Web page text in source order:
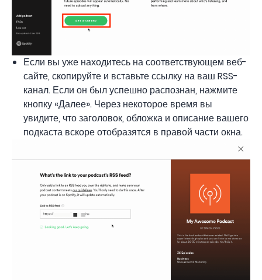
Если вы уже находитесь на соответствующем веб-
сайте, скопируйте и вставьте ссылку на ваш RSS-
канал. Если он был успешно распознан, нажмите
кнопку «Далее». Через некоторое время вы
увидите, что заголовок, обложка и описание вашего
подкаста вскоре отобразятся в правой части окна.